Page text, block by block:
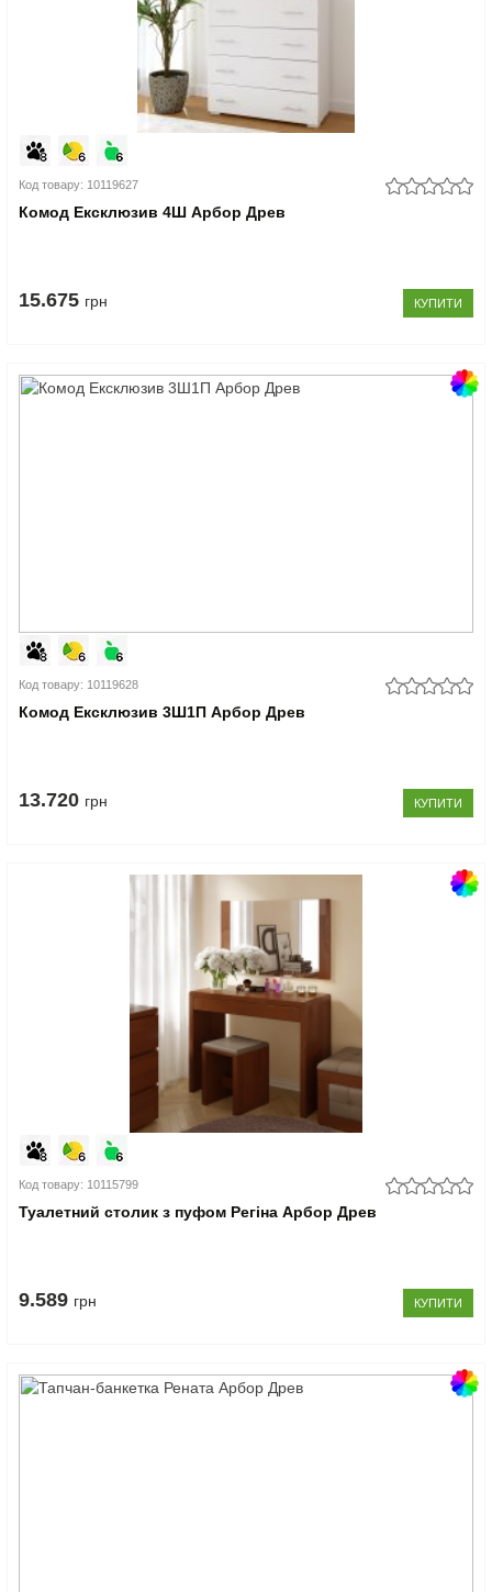
Код товару: 10119627
Комод Ексклюзив 4Ш Арбор Древ
15.675 грн КУПИТИ
Код товару: 10119628
Комод Ексклюзив 3Ш1П Арбор Древ
13.720 грн КУПИТИ
Код товару: 10115799
Туалетний столик з пуфом Регіна Арбор Древ
9.589 грн КУПИТИ